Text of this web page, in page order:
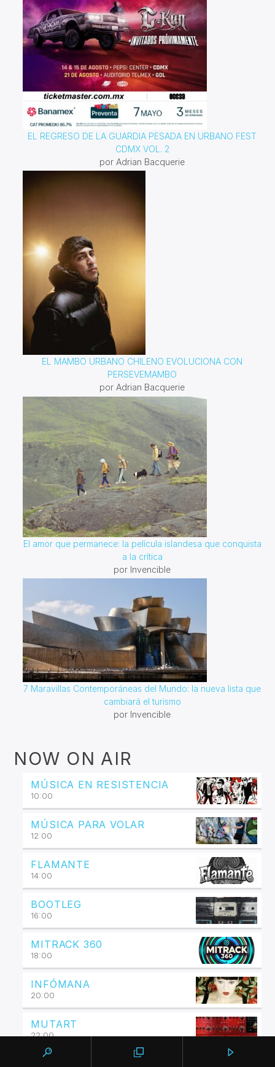
EL REGRESO DE LA GUARDIA PESADA EN URBANO FEST
CDMX VOL. 2
por Adrian Bacquerie
EL MAMBO URBANO CHILENO EVOLUCIONA CON
PERSEVEMAMBO
por Adrian Bacquerie
El amor que permanece: la película islandesa que conquista
a la crítica
por Invencible
7 Maravillas Contemporáneas del Mundo: la nueva lista que
cambiará el turismo
por Invencible
NOW ON AIR
MÚSICA EN RESISTENCIA
10:00
MÚSICA PARA VOLAR
12:00
FLAMANTE
14:00
BOOTLEG
16:00
MITRACK 360
18:00
INFÓMANA
20:00
MUTART
22:00